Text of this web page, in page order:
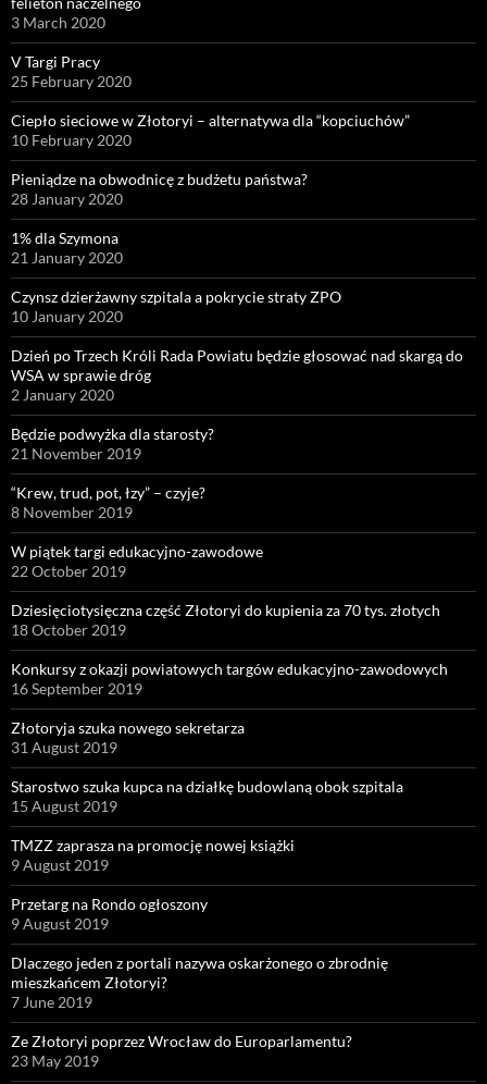
3 March 2020
V Targi Pracy
25 February 2020
Ciepło sieciowe w Złotoryi – alternatywa dla “kopciuchów”
10 February 2020
Pieniądze na obwodnicę z budżetu państwa?
28 January 2020
1% dla Szymona
21 January 2020
Czynsz dzierżawny szpitala a pokrycie straty ZPO
10 January 2020
Dzień po Trzech Króli Rada Powiatu będzie głosować nad skargą do
WSA w sprawie dróg
2 January 2020
Będzie podwyżka dla starosty?
21 November 2019
“Krew, trud, pot, łzy” – czyje?
8 November 2019
W piątek targi edukacyjno-zawodowe
22 October 2019
Dziesięciotysięczna część Złotoryi do kupienia za 70 tys. złotych
18 October 2019
Konkursy z okazji powiatowych targów edukacyjno-zawodowych
16 September 2019
Złotoryja szuka nowego sekretarza
31 August 2019
Starostwo szuka kupca na działkę budowlaną obok szpitala
15 August 2019
TMZZ zaprasza na promocję nowej książki
9 August 2019
Przetarg na Rondo ogłoszony
9 August 2019
Dlaczego jeden z portali nazywa oskarżonego o zbrodnię
mieszkańcem Złotoryi?
7 June 2019
Ze Złotoryi poprzez Wrocław do Europarlamentu?
23 May 2019